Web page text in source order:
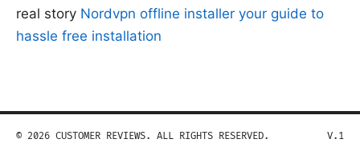
real story Nordvpn offline installer your guide to
hassle free installation
© 2026 CUSTOMER REVIEWS. ALL RIGHTS RESERVED. V.1